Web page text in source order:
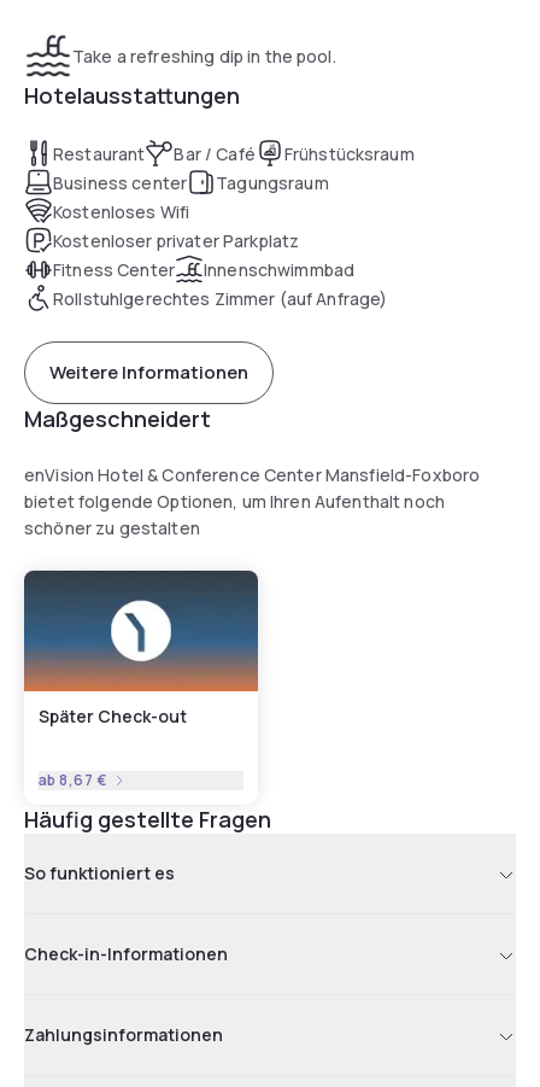
Take a refreshing dip in the pool.
Hotelausstattungen
Restaurant Bar / Café
Frühstücksraum
Business center
Tagungsraum
Kostenloses Wifi
Kostenloser privater Parkplatz
Fitness Center
Innenschwimmbad
Rollstuhlgerechtes Zimmer (auf Anfrage)
Weitere Informationen
Maßgeschneidert
enVision Hotel & Conference Center Mansfield-Foxboro
bietet folgende Optionen, um Ihren Aufenthalt noch
schöner zu gestalten
Später Check-out
ab8,67 €
Häufig gestellte Fragen
So funktioniert es
Check-in-Informationen
Zahlungsinformationen